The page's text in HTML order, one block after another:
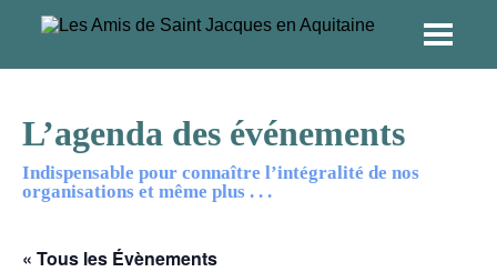
L’agenda des événements
Indispensable pour connaître l’intégralité de nos
organisations et même plus . . .
« Tous les Évènements